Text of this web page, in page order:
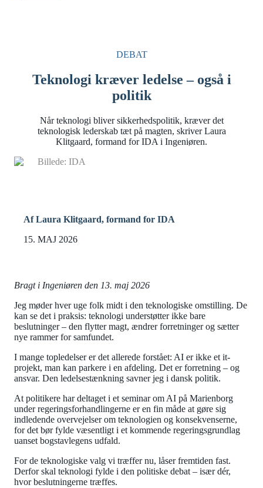
DEBAT
Teknologi kræver ledelse – også i
politik
Når teknologi bliver sikkerhedspolitik, kræver det
teknologisk lederskab tæt på magten, skriver Laura
Klitgaard, formand for IDA i Ingeniøren.
Billede: IDA
Af Laura Klitgaard, formand for IDA
15. MAJ 2026
Bragt i Ingeniøren den 13. maj 2026
Jeg møder hver uge folk midt i den teknologiske omstilling. De
kan se det i praksis: teknologi understøtter ikke bare
beslutninger – den flytter magt, ændrer forretninger og sætter
nye rammer for samfundet.
I mange topledelser er det allerede forstået: AI er ikke et it-
projekt, man kan parkere i en afdeling. Det er forretning – og
ansvar. Den ledelsestænkning savner jeg i dansk politik.
At politikere har deltaget i et seminar om AI på Marienborg
under regeringsforhandlingerne er en fin måde at gøre sig
indledende overvejelser om teknologien og konsekvenserne,
for det bør fylde væsentligt i et kommende regeringsgrundlag
uanset bogstavlegens udfald.
For de teknologiske valg vi træffer nu, låser fremtiden fast.
Derfor skal teknologi fylde i den politiske debat – især dér,
hvor beslutningerne træffes.